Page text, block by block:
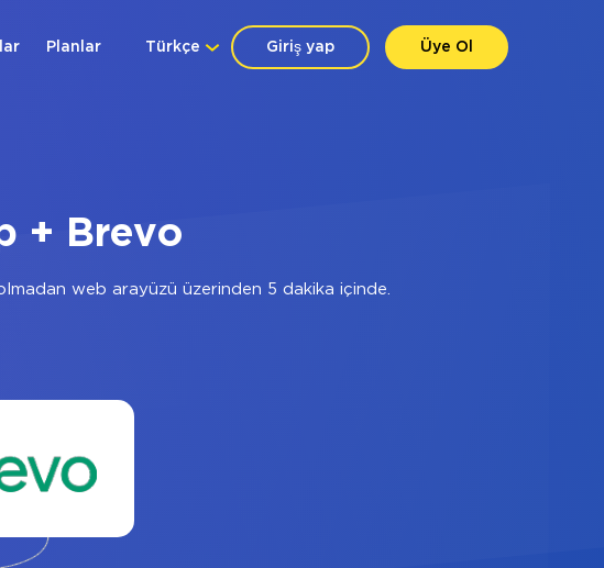
Giriş yap Üye Ol
Türkçe
Planlar
+ Brevo
web arayüzü üzerinden 5 dakika içinde.